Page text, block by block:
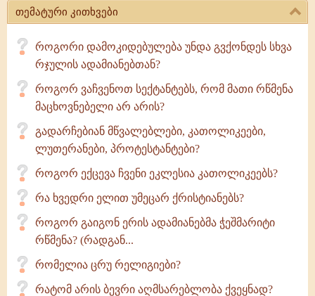
არცა
წმიდა
ზნეობა
ექნება
თემატური კითხვები
როგორი დამოკიდებულება უნდა გვქონდეს სხვა
რჯულის ადამიანებთან?
როგორ ვაჩვენოთ სექტანტებს, რომ მათი რწმენა
მაცხოვნებელი არ არის?
გადარჩებიან მწვალებლები, კათოლიკეები,
ლუთერანები, პროტესტანტები?
როგორ ექცევა ჩვენი ეკლესია კათოლიკეებს?
რა ხვედრი ელით უმეცარ ქრისტიანებს?
როგორ გაიგონ ერის ადამიანებმა ჭეშმარიტი
რწმენა? (რადგან...
რომელია ცრუ რელიგიები?
რატომ არის ბევრი აღმსარებლობა ქვეყნად?